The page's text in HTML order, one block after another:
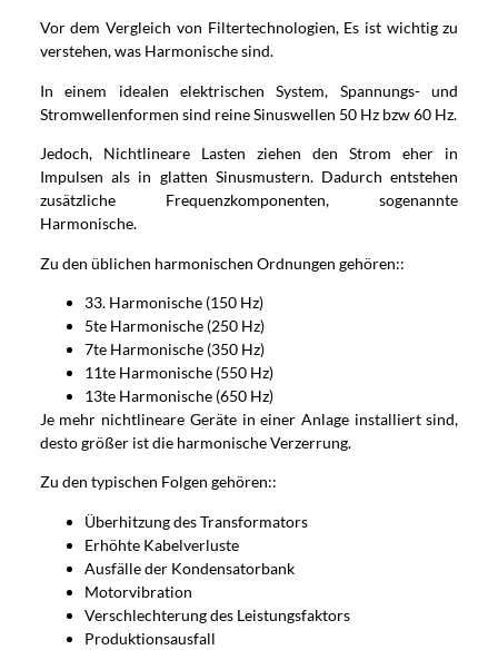
Vor dem Vergleich von Filtertechnologien, Es ist wichtig zu
verstehen, was Harmonische sind.
In einem idealen elektrischen System, Spannungs- und
Stromwellenformen sind reine Sinuswellen 50 Hz bzw 60 Hz.
Jedoch, Nichtlineare Lasten ziehen den Strom eher in
Impulsen als in glatten Sinusmustern. Dadurch entstehen
zusätzliche Frequenzkomponenten, sogenannte
Harmonische.
Zu den üblichen harmonischen Ordnungen gehören::
33. Harmonische (150 Hz)
5te Harmonische (250 Hz)
7te Harmonische (350 Hz)
11te Harmonische (550 Hz)
13te Harmonische (650 Hz)
Je mehr nichtlineare Geräte in einer Anlage installiert sind,
desto größer ist die harmonische Verzerrung.
Zu den typischen Folgen gehören::
Überhitzung des Transformators
Erhöhte Kabelverluste
Ausfälle der Kondensatorbank
Motorvibration
Verschlechterung des Leistungsfaktors
Produktionsausfall